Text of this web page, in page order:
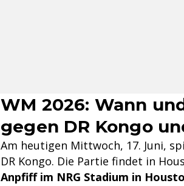
WM 2026: Wann
gegen DR Kongo
Am heutigen Mittwoch, 17. Juni,
DR Kongo. Die Partie findet in
Anpfiff im NRG Stadium in